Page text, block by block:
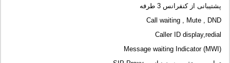
پشتیبانی از کنفرانس 3 طرفه
Call waiting , Mute , DND
Caller ID display,redial
Message waiting Indicator (MWI)